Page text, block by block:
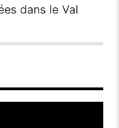
dans le Val